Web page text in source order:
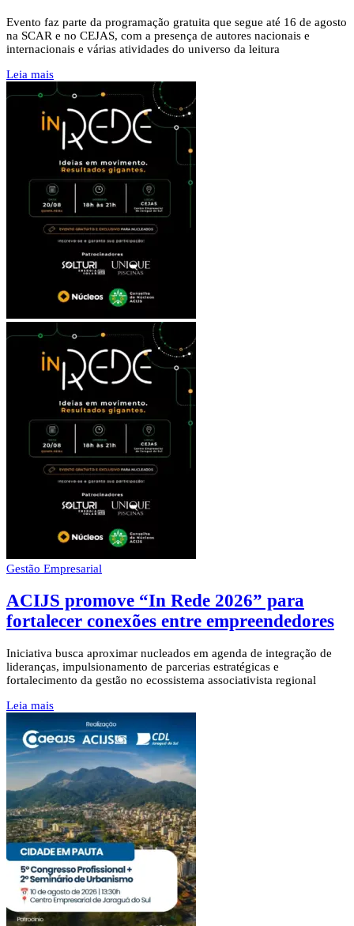
Evento faz parte da programação gratuita que segue até 16 de agosto
na SCAR e no CEJAS, com a presença de autores nacionais e
internacionais e várias atividades do universo da leitura
Leia mais
Gestão Empresarial
ACIJS promove “In Rede 2026” para
fortalecer conexões entre empreendedores
Iniciativa busca aproximar nucleados em agenda de integração de
lideranças, impulsionamento de parcerias estratégicas e
fortalecimento da gestão no ecossistema associativista regional
Leia mais